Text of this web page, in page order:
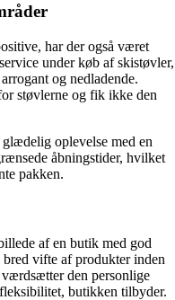
har der også været
under køb af skistøvler,
og nedladende.
støvlerne og fik ikke den
oplevelse med en
åbningstider, hvilket
pakken.
af en butik med god
bred vifte af produkter inden
den personlige
butikken tilbyder.